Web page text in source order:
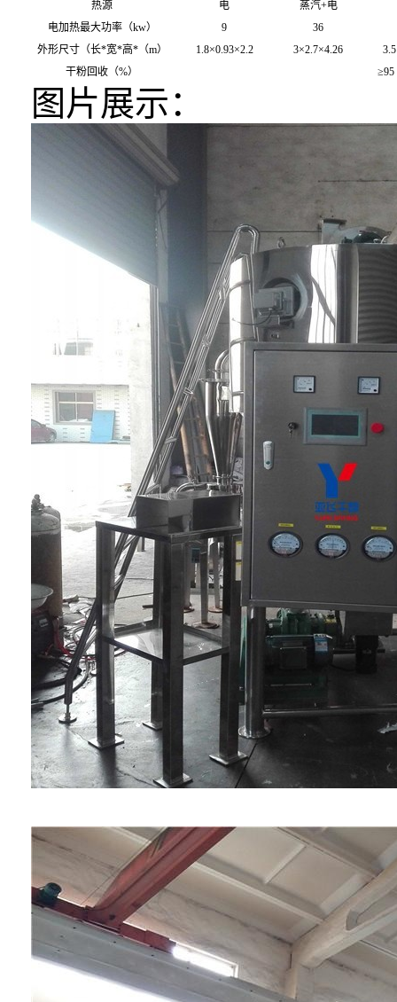
热源 电
蒸汽+电
电加热最大功率（kw）
9
36
外形尺寸（长*宽*高*（m）
1.8×0.93×2.2 3×2.7×4.26
干粉回收（%）
≥95
图片展示：